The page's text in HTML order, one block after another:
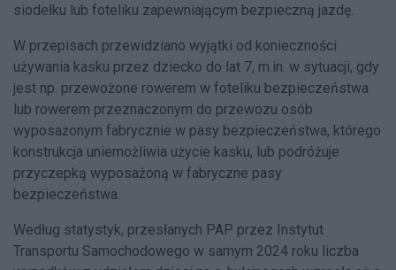
siodełku lub foteliku zapewniającym bezpieczną jazdę.
W przepisach przewidziano wyjątki od konieczności
używania kasku przez dziecko do lat 7, m.in. w sytuacji, gdy
jest np. przewożone rowerem w foteliku bezpieczeństwa
lub rowerem przeznaczonym do przewozu osób
wyposażonym fabrycznie w pasy bezpieczeństwa, którego
konstrukcja uniemożliwia użycie kasku, lub podróżuje
przyczepką wyposażoną w fabryczne pasy
bezpieczeństwa.
Według statystyk, przesłanych PAP przez Instytut
Transportu Samochodowego w samym 2024 roku liczba